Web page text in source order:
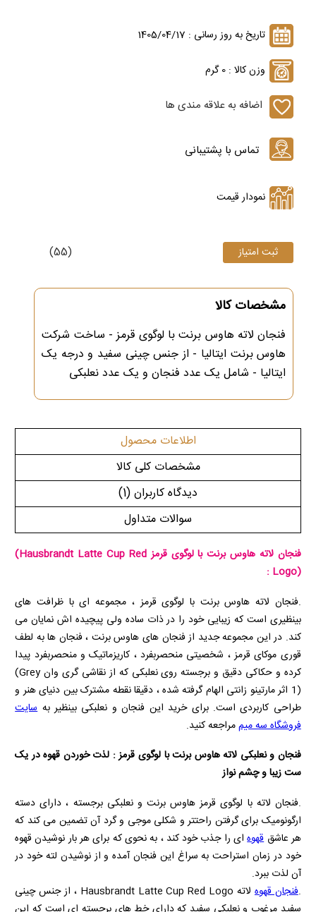
تاریخ به روز رسانی : 1405/04/17
وزن کالا : 0 گرم
اضافه به علاقه مندی ها
نمودار قیمت
(55)
مشخصات کالا
فنجان لاته هاوس برنت با لوگوی قرمز - ساخت شرکت
هاوس برنت ایتالیا - از جنس چینی سفید و درجه یک
ایتالیا - شامل یک عدد فنجان و یک عدد نعلبکی
اطلاعات محصول
مشخصات کلی کالا
دیدگاه کاربران(1)
سوالات متداول
فنجان لاته هاوس برنت با لوگوی قرمز(Hausbrandt Latte Cup Red
Logo)
:
.فنجان لاته هاوس برنت با لوگوی قرمز ، مجموعه ای با ظرافت های
بینظیری است که زیبایی خود را در ذات ساده ولی پیچیده اش نمایان می
کند. در این مجموعه جدید از فنجان های هاوس برنت ، فنجان ها به لطف
قوری موکای قرمز ، شخصیتی منحصربفرد ، کاریزماتیک و منحصربفرد پیدا
کرده و حکاکی دقیق و برجسته روی نعلبکی که از نقاشی گری وان (Grey
1) اثر مارتینو زانتی الهام گرفته شده ، دقیقا نقطه مشترک بین دنیای هنر و
طراحی کاربردی است. برای خرید این فنجان و نعلبکی بینظیر بهسایت
فروشگاه سه میممراجعه کنید.
فنجان و نعلبکی لاته هاوس برنت با لوگوی قرمز : لذت خوردن قهوه در یک
ست زیبا و چشم نواز
.فنجان لاته با لوگوی قرمز هاوس برنت و نعلبکی برجسته ، دارای دسته
ارگونومیک برای گرفتن راحتتر و شکلی موجی و گرد آن تضمین می کند که
هر عاشققهوهای را جذب خود کند ، به نحوی که برای هر بار نوشیدن قهوه
خود در زمان استراحت به سراغ این فنجان آمده و از نوشیدن لته خود در
آن لذت ببرد.
.فنجان قهوه لاته Hausbrandt Latte Cup Red Logo ، از جنس چینی